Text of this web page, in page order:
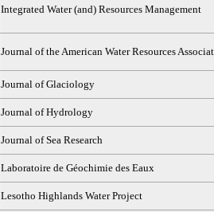
Integrated Water (and) Resources Management
Journal of the American Water Resources
Journal of Glaciology
Journal of Hydrology
Journal of Sea Research
Laboratoire de Géochimie des Eaux
Lesotho Highlands Water Project